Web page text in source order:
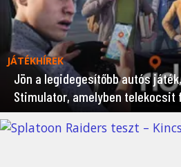
JÁTÉKHÍREK
Jön a legidegesítőbb autós
Stimulator, amelyben telekocsit